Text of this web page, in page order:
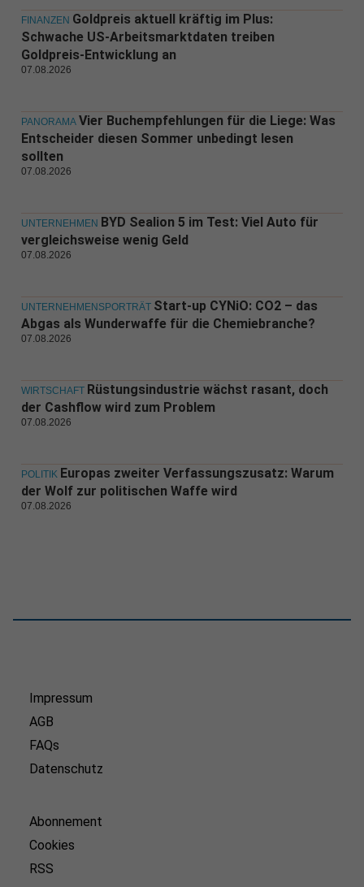
FINANZEN Goldpreis aktuell kräftig im Plus:
Schwache US-Arbeitsmarktdaten treiben
Goldpreis-Entwicklung an
07.08.2026
PANORAMA Vier Buchempfehlungen für die Liege: Was
Entscheider diesen Sommer unbedingt lesen
sollten
07.08.2026
UNTERNEHMEN BYD Sealion 5 im Test: Viel Auto für
vergleichsweise wenig Geld
07.08.2026
UNTERNEHMENSPORTRÄT Start-up CYNiO: CO2 – das
Abgas als Wunderwaffe für die Chemiebranche?
07.08.2026
WIRTSCHAFT Rüstungsindustrie wächst rasant, doch
der Cashflow wird zum Problem
07.08.2026
POLITIK Europas zweiter Verfassungszusatz: Warum
der Wolf zur politischen Waffe wird
07.08.2026
Impressum
AGB
FAQs
Datenschutz
Abonnement
Cookies
RSS